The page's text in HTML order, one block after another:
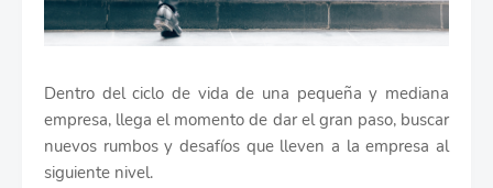
Dentro del ciclo de vida de una pequeña y mediana
empresa, llega el momento de dar el gran paso, buscar
nuevos rumbos y desafíos que lleven a la empresa al
siguiente nivel.